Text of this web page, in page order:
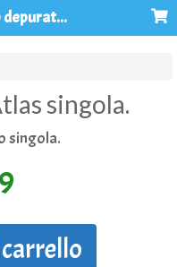
Filtri Acqua Milano depuratori acqua osmosi inversa
singola.
singola.